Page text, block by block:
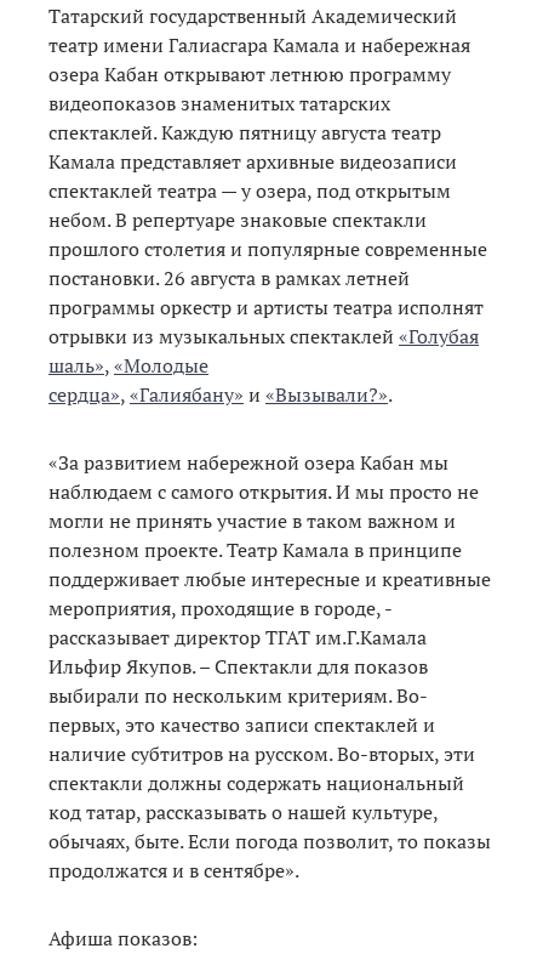
Татарский государственный Академический
театр имени Галиасгара Камала и набережная
озера Кабан открывают летнюю программу
видеопоказов знаменитых татарских
спектаклей. Каждую пятницу августа театр
Камала представляет архивные видеозаписи
спектаклей театра — у озера, под открытым
небом. В репертуаре знаковые спектакли
прошлого столетия и популярные современные
постановки. 26 августа в рамках летней
программы оркестр и артисты театра исполнят
отрывки из музыкальных спектаклей «Голубая
шаль»,«Молодые
сердца»,«Галиябану» и «Вызывали?».
«За развитием набережной озера Кабан мы
наблюдаем с самого открытия. И мы просто не
могли не принять участие в таком важном и
полезном проекте. Театр Камала в принципе
поддерживает любые интересные и креативные
мероприятия, проходящие в городе, -
рассказывает директор ТГАТ им.Г.Камала
Ильфир Якупов. – Спектакли для показов
выбирали по нескольким критериям. Во-
первых, это качество записи спектаклей и
наличие субтитров на русском. Во-вторых, эти
спектакли должны содержать национальный
код татар, рассказывать о нашей культуре,
обычаях, быте. Если погода позволит, то показы
продолжатся и в сентябре».
Афиша показов: